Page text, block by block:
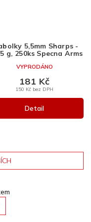
5,5mm Sharps -
g, 250ks Specna Arms
VYPRODÁNO
150 Kč bez DPH
181 Kč
Detail